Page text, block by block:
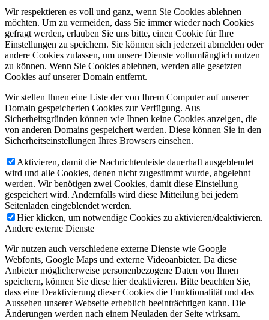
Wir respektieren es voll und ganz, wenn Sie Cookies ablehnen
möchten. Um zu vermeiden, dass Sie immer wieder nach Cookies
gefragt werden, erlauben Sie uns bitte, einen Cookie für Ihre
Einstellungen zu speichern. Sie können sich jederzeit abmelden oder
andere Cookies zulassen, um unsere Dienste vollumfänglich nutzen
zu können. Wenn Sie Cookies ablehnen, werden alle gesetzten
Cookies auf unserer Domain entfernt.
Wir stellen Ihnen eine Liste der von Ihrem Computer auf unserer
Domain gespeicherten Cookies zur Verfügung. Aus
Sicherheitsgründen können wie Ihnen keine Cookies anzeigen, die
von anderen Domains gespeichert werden. Diese können Sie in den
Sicherheitseinstellungen Ihres Browsers einsehen.
Aktivieren, damit die Nachrichtenleiste dauerhaft ausgeblendet
wird und alle Cookies, denen nicht zugestimmt wurde, abgelehnt
werden. Wir benötigen zwei Cookies, damit diese Einstellung
gespeichert wird. Andernfalls wird diese Mitteilung bei jedem
Seitenladen eingeblendet werden.
Hier klicken, um notwendige Cookies zu aktivieren/deaktivieren.
Andere externe Dienste
Wir nutzen auch verschiedene externe Dienste wie Google
Webfonts, Google Maps und externe Videoanbieter. Da diese
Anbieter möglicherweise personenbezogene Daten von Ihnen
speichern, können Sie diese hier deaktivieren. Bitte beachten Sie,
dass eine Deaktivierung dieser Cookies die Funktionalität und das
Aussehen unserer Webseite erheblich beeinträchtigen kann. Die
Änderungen werden nach einem Neuladen der Seite wirksam.